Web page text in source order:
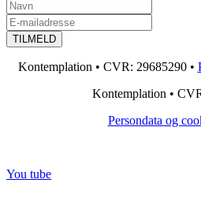
Kontemplation • CVR: 29685290 •
Kontemplation •
Persondata og
You tube